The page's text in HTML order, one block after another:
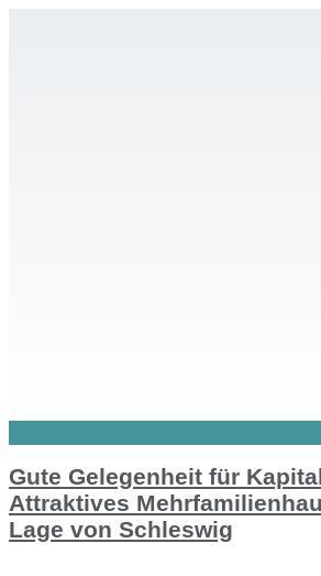
Gute Gelegenheit für
Attraktives
Lage von Schleswig